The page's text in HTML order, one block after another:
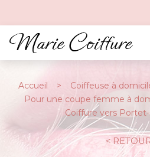
Accueil
Coiffeuse à
Pour une coupe femme à
Coiffure vers